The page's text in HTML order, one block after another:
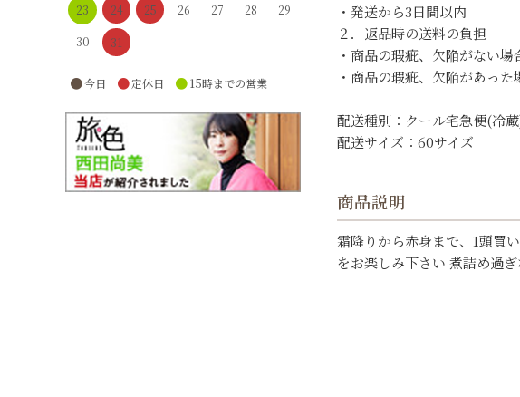
・発送から3日間以内
２．返品時の送料の負担
・商品の瑕疵、欠陥がない
・商品の瑕疵、欠陥があっ
配送種別：クール宅急便(冷
配送サイズ：60サイズ
商品説明
霜降りから赤身まで、1頭買
をお楽しみ下さい 煮詰め過
23 24 25 26 27 28 29
30 31
●今日 ●定休日 ●15時までの営業